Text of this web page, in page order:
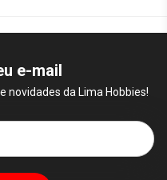
e-mail
novidades da Lima Hobbies!